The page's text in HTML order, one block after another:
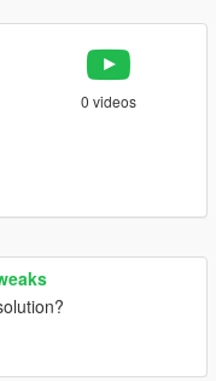
0 videos